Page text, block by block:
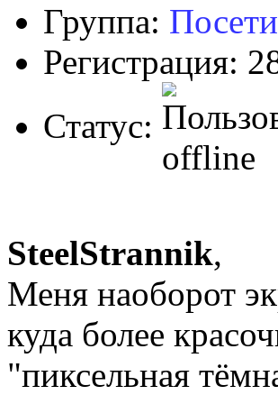
Группа:
Регистрация:
Статус:
SteelStrannik,
Меня наоборот
куда более
"пиксельная